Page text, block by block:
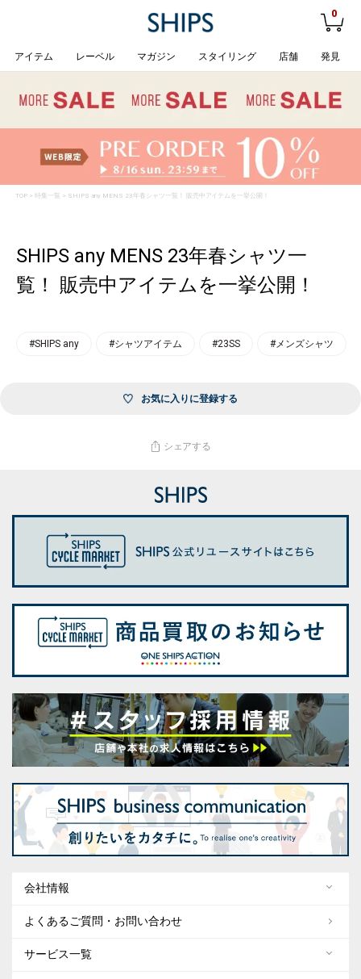
0
アイテム レーベル マガジン スタイリング 店舗 発見
TOP> 特集一覧 > SHIPS any MENS 23年春シャツ一覧！ 販売中アイテムを一挙公開！
SHIPS any MENS 23年春シャツ一
覧！ 販売中アイテムを一挙公開！
#SHIPS any #シャツアイテム #23SS #メンズシャツ
お気に入りに登録する
シェアする
会社情報
よくあるご質問・お問い合わせ
サービス一覧